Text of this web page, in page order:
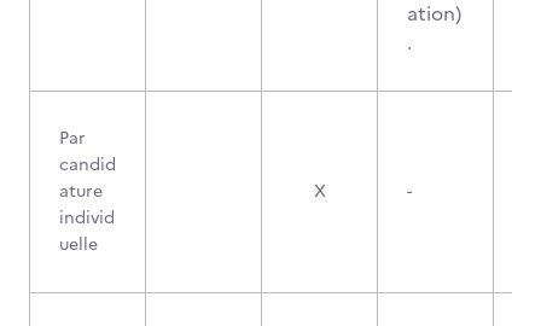
ation)
.
Par
candid
ature
individ
uelle
X -